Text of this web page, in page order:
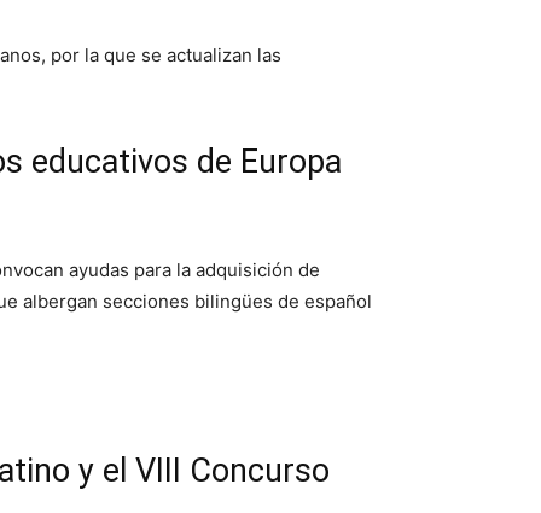
por la que se actualizan las
educativos de Europa
ayudas para la adquisición de
albergan secciones bilingües de español
y el VIII Concurso